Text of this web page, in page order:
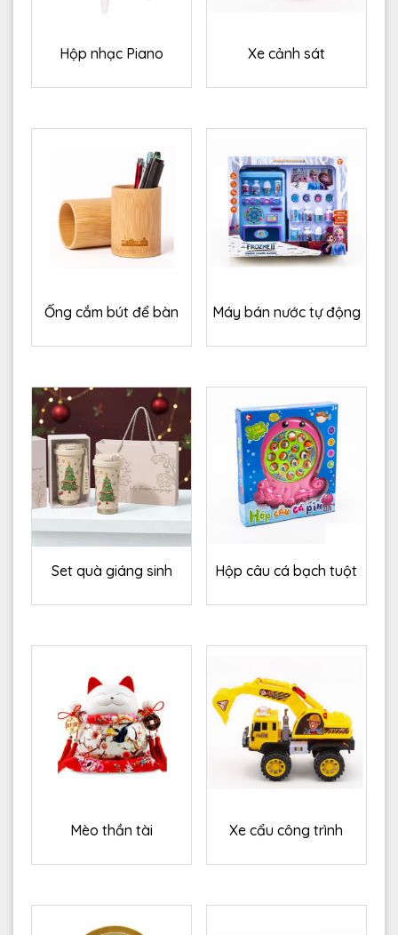
Hộp nhạc Piano Xe cảnh sát
Ống cắm bút để bàn Máy bán nước tự động
Set quà giáng sinh Hộp câu cá bạch tuột
Mèo thần tài Xe cẩu công trình